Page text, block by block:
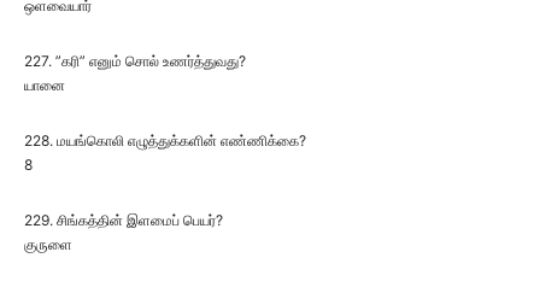
ஒளவையார்
227. ”கரி” எனும் சொல் உணர்த்துவது?
யானை
228. மயங்கொலி எழுத்துக்களின் எண்ணிக்கை?
8
229. சிங்கத்தின் இளமைப் பெயர்?
குருளை